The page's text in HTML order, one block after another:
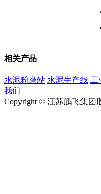
相关产品
水泥粉磨站 水泥生产线 工
我们
Copyright © 江苏鹏飞集团